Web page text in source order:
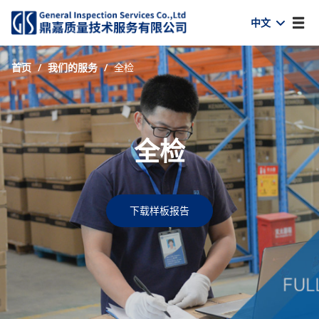
中文
首页 / 我们的服务 / 全检
全检
下载样板报告